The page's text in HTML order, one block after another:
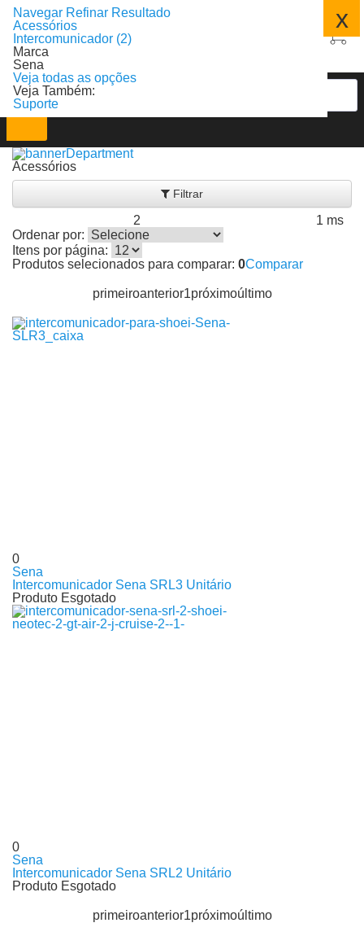
x
Navegar Refinar Resultado
Acessórios
Intercomunicador (2)
Marca
Sena
Veja todas as opções
Veja Também:
Suporte
Acessórios
Filtrar
2
1 ms
Ordenar por:
Itens por página:
Produtos selecionados para comparar: 0Comparar
primeiroanterior1próximoúltimo
0
Sena
Intercomunicador Sena SRL3 Unitário
Produto Esgotado
0
Sena
Intercomunicador Sena SRL2 Unitário
Produto Esgotado
primeiroanterior1próximoúltimo